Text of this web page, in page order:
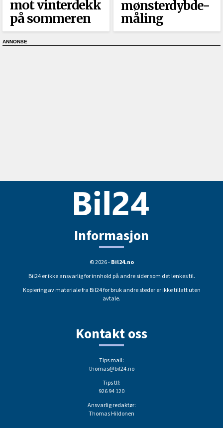
mot vinterdekk
på sommeren
mønsterdybde-
måling
Informasjon
© 2026 -Bil24.no
Bil24 er ikke ansvarlig for innhold på andre sider som det lenkes til.
Kopiering av materiale fra Bil24 for bruk andre steder er ikke tillatt uten
avtale.
Kontakt oss
Tips mail:
thomas@bil24.no
Tips tlf:
926 94 120
Ansvarlig redaktør:
Thomas Hildonen